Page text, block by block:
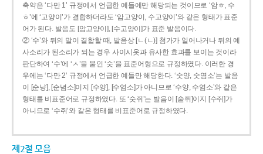
축약은 ‘다만 1’ 규정에서 언급한 예들에만 해당되는 것이므로 ‘암ㅎ, 수
ㅎ’에 ‘고양이’가 결합하더라도 ‘암고양이, 수고양이’와 같은 형태가 표준
어가 된다. 발음도 [암고양이], [수고양이]가 표준 발음이다.
② ‘수’와 뒤의 말이 결합할 때, 발음상 [ㄴ(ㄴ)] 첨가가 일어나거나 뒤의 예
사소리가 된소리가 되는 경우 사이시옷과 유사한 효과를 보이는 것이라
판단하여 ‘수’에 ‘ㅅ’을 붙인 ‘숫’을 표준어형으로 규정하였다. 이러한 경
우에는 ‘다만 2’ 규정에서 언급한 예들만 해당한다. ‘숫양, 숫염소’는 발음
이 [순냥], [순념소]이지 [수양], [수염소]가 아니므로 ‘수양, 수염소’와 같은
형태를 비표준어로 규정하였다. 또 ‘숫쥐’는 발음이 [숟쮜]이지 [수쥐]가
아니므로 ‘수쥐’와 같은 형태를 비표준어로 규정하였다.
제2절 모음